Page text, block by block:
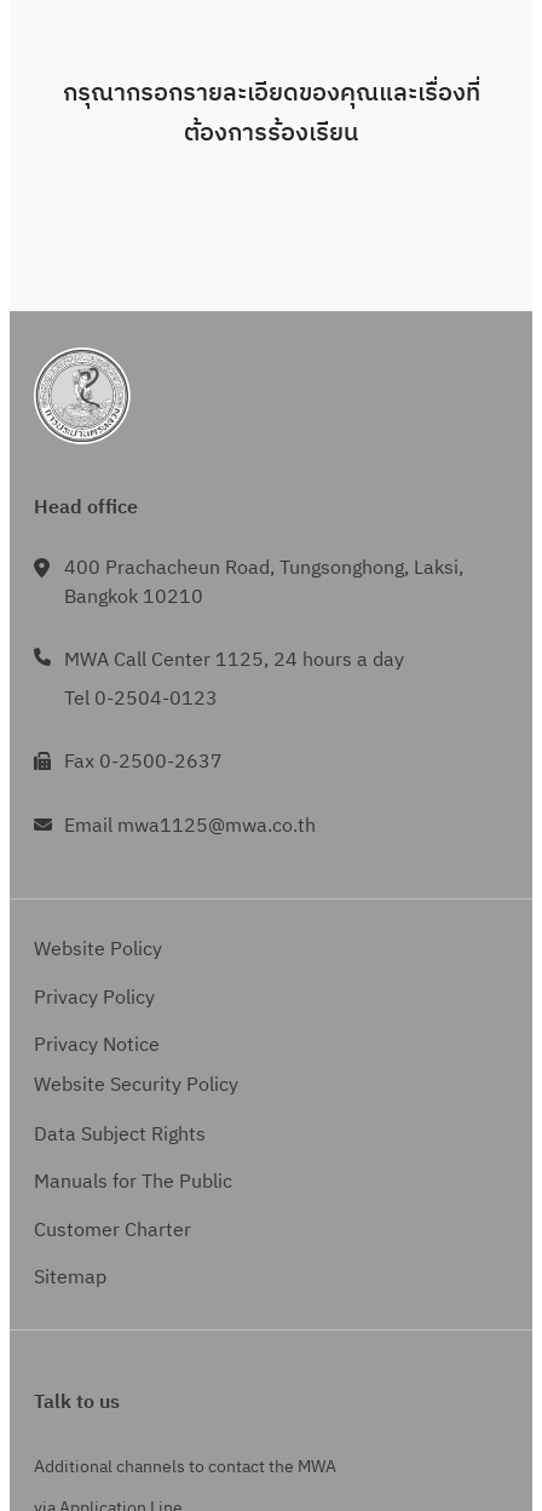
กรุณากรอกรายละเอียดของคุณและเรื่องที่
ต้องการร้องเรียน
Head office
400 Prachacheun Road, Tungsonghong, Laksi,
Bangkok 10210
MWA Call Center 1125, 24 hours a day
Tel 0-2504-0123
Fax 0-2500-2637
Email mwa1125@mwa.co.th
Website Policy
Privacy Policy
Privacy Notice
Website Security Policy
Data Subject Rights
Manuals for The Public
Customer Charter
Sitemap
Talk to us
Additional channels to contact the MWA